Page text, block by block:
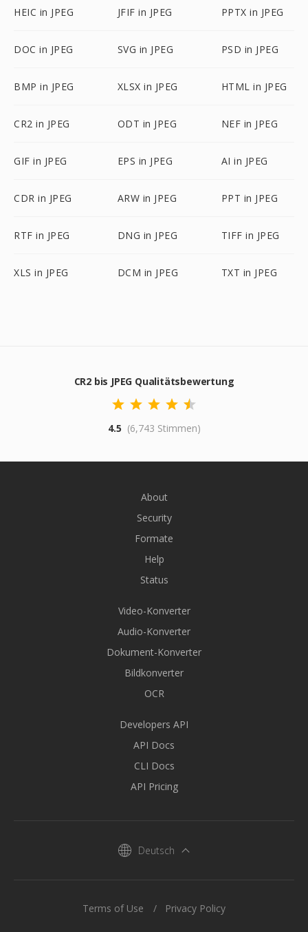
HEIC in JPEG JFIF in JPEG PPTX in JPEG
DOC in JPEG SVG in JPEG PSD in JPEG
BMP in JPEG XLSX in JPEG HTML in JPEG
CR2 in JPEG ODT in JPEG NEF in JPEG
GIF in JPEG EPS in JPEG AI in JPEG
CDR in JPEG ARW in JPEG PPT in JPEG
RTF in JPEG DNG in JPEG TIFF in JPEG
XLS in JPEG DCM in JPEG TXT in JPEG
CR2 bis JPEG Qualitätsbewertung
4.5 (6,743 Stimmen)
About
Security
Formate
Help
Status
Video-Konverter
Audio-Konverter
Dokument-Konverter
Bildkonverter
OCR
Developers API
API Docs
CLI Docs
API Pricing
Deutsch
Terms of Use Privacy Policy